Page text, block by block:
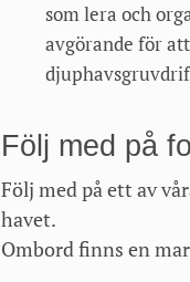
som lera och
avgörande för
Följ med på
Följ med på ett av
havet.
Ombord finns en